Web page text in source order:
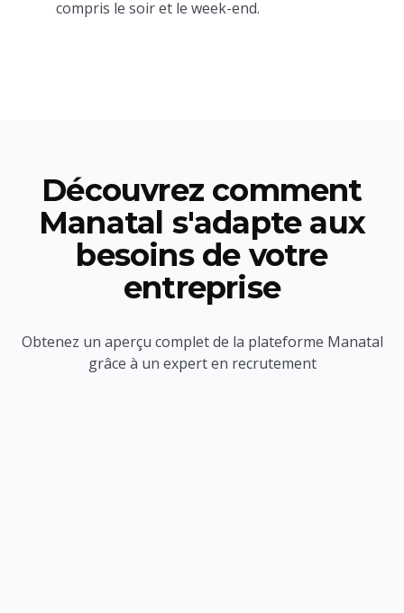
compris le soir et le week-end.
Découvrez comment
Manatal s'adapte aux
besoins de votre
entreprise
Obtenez un aperçu complet de la plateforme Manatal
grâce à un expert en recrutement